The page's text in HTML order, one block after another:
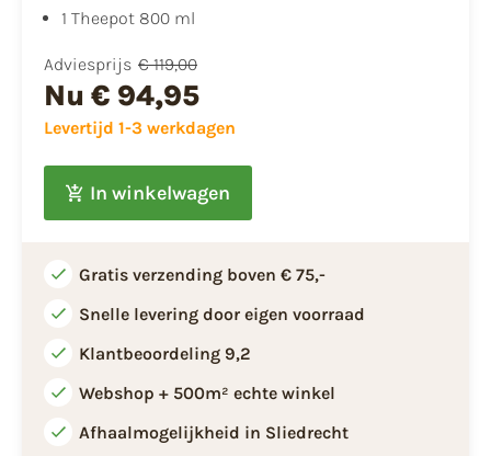
1 Theepot 800 ml
Adviesprijs € 119,00
Nu € 94,95
Levertijd 1-3 werkdagen
In winkelwagen
Gratis verzending boven € 75,-
Snelle levering door eigen voorraad
Klantbeoordeling 9,2
Webshop + 500m² echte winkel
Afhaalmogelijkheid in Sliedrecht